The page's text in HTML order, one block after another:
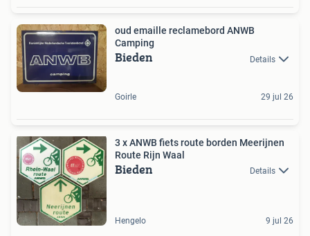
oud emaille reclamebord ANWB
Camping
Bieden Details
Goirle 29 jul 26
3 x ANWB fiets route borden Meerijnen
Route Rijn Waal
Bieden Details
Hengelo 9 jul 26